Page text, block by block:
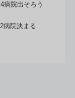
病院出そろう
病院決まる